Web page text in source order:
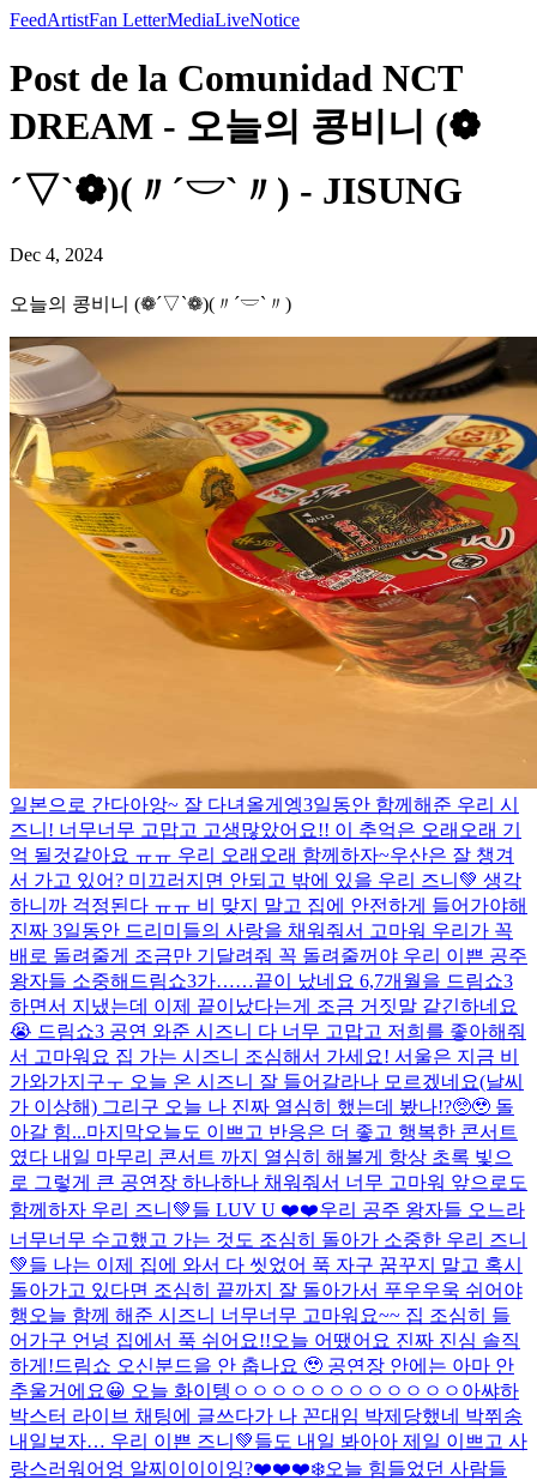
FeedArtistFan LetterMediaLiveNotice
Post de la Comunidad NCT
DREAM - 오늘의 콩비니 (❁
´▽`❁)(〃´𓎟`〃) - JISUNG
Dec 4, 2024
오늘의 콩비니 (❁´▽`❁)(〃´𓎟`〃)
일본으로 간다아앙~ 잘 다녀올게엥3일동안 함께해준 우리 시
즈니! 너무너무 고맙고 고생많았어요!! 이 추억은 오래오래 기
억 될것같아요 ㅠㅠ 우리 오래오래 함께하자~우산은 잘 챙겨
서 가고 있어? 미끄러지면 안되고 밖에 있을 우리 즈니💚 생각
하니까 걱정된다 ㅠㅠ 비 맞지 말고 집에 안전하게 들어가야해
진짜 3일동안 드리미들의 사랑을 채워줘서 고마워 우리가 꼭
배로 돌려줄게 조금만 기달려줘 꼭 돌려줄꺼야 우리 이쁜 공주
왕자들 소중해 드림쇼3가……끝이 났네요 6,7개월을 드림쇼3
하면서 지냈는데 이제 끝이났다는게 조금 거짓말 같긴하네요
😭 드림쇼3 공연 와준 시즈니 다 너무 고맙고 저희를 좋아해줘
서 고마워요 집 가는 시즈니 조심해서 가세요! 서울은 지금 비
가와가지구ㅜ 오늘 온 시즈니 잘 들어갈라나 모르겠네요(날씨
가 이상해) 그리구 오늘 나 진짜 열심히 했는데 봤나!?🥺🥹 돌
아갈 힘...마지막오늘도 이쁘고 반응은 더 좋고 행복한 콘서트
였다 내일 마무리 콘서트 까지 열심히 해볼게 항상 초록 빛으
로 그렇게 큰 공연장 하나하나 채워줘서 너무 고마워 앞으로도
함께하자 우리 즈니💚들 LUV U ❤️❤️우리 공주 왕자들 오느라
너무너무 수고했고 가는 것도 조심히 돌아가 소중한 우리 즈니
💚들 나는 이제 집에 와서 다 씻었어 푹 자구 꿈꾸지 말고 혹시
돌아가고 있다면 조심히 끝까지 잘 돌아가서 푸우우욱 쉬어야
행 오늘 함께 해준 시즈니 너무너무 고마워요~~ 집 조심히 들
어가구 언넝 집에서 푹 쉬어요!!오늘 어땠어요 진짜 진심 솔직
하게!드림쇼 오신분드을 안 춥나요 🥹 공연장 안에는 아마 안
추울거에요😀 오늘 화이텡ㅇㅇㅇㅇㅇㅇㅇㅇㅇㅇㅇㅇ아쌰하
박스터 라이브 채팅에 글쓰다가 나 꼰대임 박제당했네 박쮜송
내일보자… 우리 이쁜 즈니💚들도 내일 봐아아 제일 이쁘고 사
랑스러워어엉 알찌이이이잉?❤️❤️❤️❄️오늘 힘들었던 사람들